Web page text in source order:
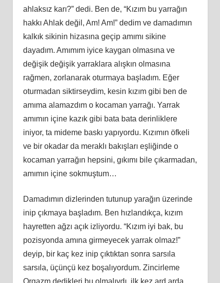
ahlaksız karı?” dedi. Ben de, “Kızım bu yarrağın
hakkı Ahlak değil, Am! Am!” dedim ve damadımın
kalkık sikinin hizasına geçip amımı sikine
dayadım. Amımım iyice kaygan olmasına ve
değişik değişik yarraklara alışkın olmasına
rağmen, zorlanarak oturmaya başladım. Eğer
oturmadan siktirseydim, kesin kızım gibi ben de
amıma alamazdım o kocaman yarrağı. Yarrak
amımın içine kazık gibi bata bata derinliklere
iniyor, ta mideme baskı yapıyordu. Kızımın öfkeli
ve bir okadar da meraklı bakışları eşliğinde o
kocaman yarrağın hepsini, gıkımı bile çıkarmadan,
amımın içine sokmuştum…
Damadımın dizlerinden tutunup yarağın üzerinde
inip çıkmaya başladım. Ben hızlandıkça, kızım
hayretten ağzı açık izliyordu. “Kızım iyi bak, bu
pozisyonda amına girmeyecek yarrak olmaz!”
deyip, bir kaç kez inip çıktıktan sonra sarsıla
sarsıla, üçünçü kez boşalıyordum. Zincirleme
Orgazm dedikleri bu olmalıydı, ilk kez ard arda